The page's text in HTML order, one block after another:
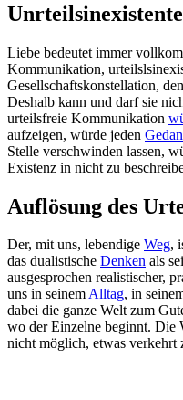
Liebe bedeutet immer
Kommunikation,
Gesellschaftskonstellation,
Deshalb kann und darf sie
urteilsfreie Kommunikation
aufzeigen, würde jeden
Stelle verschwinden lassen,
Existenz in nicht zu
Auflösung des
Der, mit uns, lebendige Weg,
das dualistische Denken als
ausgesprochen realistischer,
uns in seinemAlltag, in
dabei die ganze Welt zum
wo der Einzelne beginnt. Die
nicht möglich, etwas verkehrt